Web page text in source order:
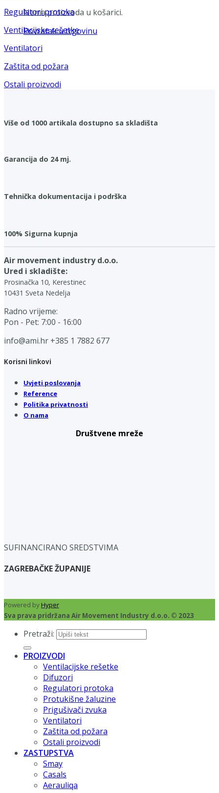
Nema proizvoda u košarici.
Povratak u trgovinu
Regulatori protoka
Ventilacijske rešetke
Ventilatori
Zaštita od požara
Ostali proizvodi
Više od 1000 artikala dostupno sa skladišta
Garancija do 24 mj.
Tehnička dokumentacija i podrška
100% Sigurna kupnja
Air movement industry d.o.o.
Ured i skladište:
Prosinačka 10, Kerestinec
10431 Sveta Nedelja
Radno vrijeme:
Pon - Pet: 7:00 - 16:00
info@ami.hr +385 1 7882 677
Korisni linkovi
Uvjeti poslovanja
Reference
Politika privatnosti
O nama
Društvene mreže
SUFINANCIRANO SREDSTVIMA
ZAGREBAČKE ŽUPANIJE
Powered byHyper
Sva prava pridržana Air Movement Industry d.o.o. © 2023
Pretraži:
PROIZVODI
Ventilacijske rešetke
Difuzori
Regulatori protoka
Protukišne žaluzine
Prigušivači zvuka
Ventilatori
Zaštita od požara
Ostali proizvodi
ZASTUPSTVA
Smay
Casals
Aerauliqa